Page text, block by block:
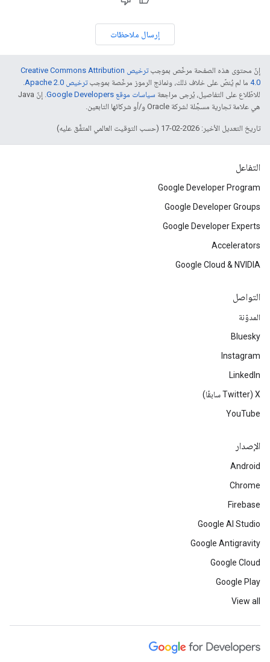
إرسال ملاحظات
إنّ محتوى هذه الصفحة مرخّص بموجب
ترخيص Creative Commons Attribution
4.0‏ ما لم يُنصّ على خلاف ذلك، ونماذج الرموز مرخّصة بموجبترخيص Apache 2.0‏
.
للاطّلاع على التفاصيل، يُرجى مراجعة سياسات موقع Google Developers‏
. إنّ Java
هي علامة تجارية مسجَّلة لشركة Oracle و/أو شركائها التابعين.
تاريخ التعديل الأخير: 2026-02-17 (حسب التوقيت العالمي المتفَّق عليه)
التفاعل
Google Developer Program
Google Developer Groups
Google Developer Experts
Accelerators
Google Cloud & NVIDIA
التواصل
المدوّنة
Bluesky
Instagram
LinkedIn
‫X ‏(Twitter سابقًا)
YouTube
الإصدار
Android
Chrome
Firebase
Google AI Studio
Google Antigravity
Google Cloud
Google Play
View all